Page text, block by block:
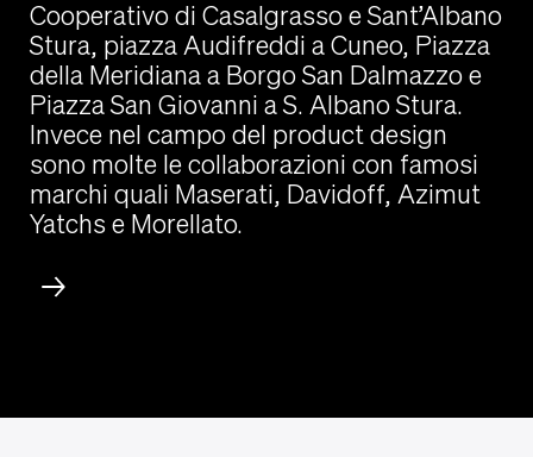
Cooperativo di Casalgrasso e Sant’Albano
Stura, piazza Audifreddi a Cuneo, Piazza
della Meridiana a Borgo San Dalmazzo e
Piazza San Giovanni a S. Albano Stura.
Invece nel campo del product design
sono molte le collaborazioni con famosi
marchi quali Maserati, Davidoff, Azimut
Yatchs e Morellato.